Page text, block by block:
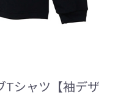
シャツ【袖デザ